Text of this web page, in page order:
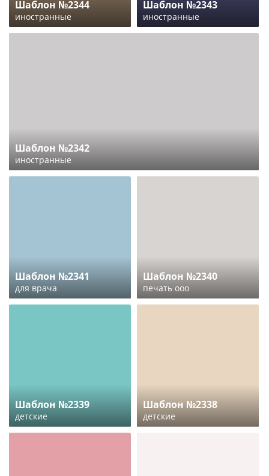
Шаблон №2344
иностранные
Шаблон №2343
иностранные
Шаблон №2342
иностранные
Шаблон №2341
для врача
Шаблон №2340
печать ооо
Шаблон №2339
детские
Шаблон №2338
детские